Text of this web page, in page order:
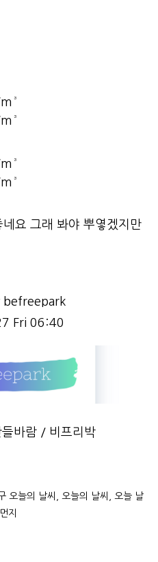
요 그래 봐야 뿌옇겠지만
befreepark
Fri 06:40
바람 / 비프리박
오늘의 날씨, 오늘의 날씨, 오늘 날
지